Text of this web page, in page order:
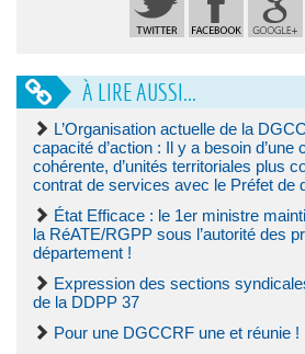
À LIRE AUSSI...
L’Organisation actuelle de la
capacité d’action : Il y a besoin d’une
cohérente, d’unités territoriales plus
contrat de services avec le Préfet de
État Efficace : le 1er ministre
la RéATE/RGPP sous l’autorité des
département !
Expression des sections
de la DDPP 37
Pour une DGCCRF une et réunie !